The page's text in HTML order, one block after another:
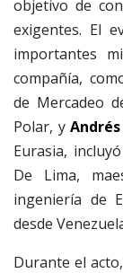
objetivo de
exigentes. El
importantes
compañía,
de Mercadeo
Polar, y
Eurasia,
De Lima,
ingeniería de
desde
Durante el